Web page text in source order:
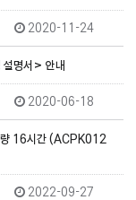
2020-11-24
명서> 안내
2020-06-18
량 16시간 (ACPK012
2022-09-27